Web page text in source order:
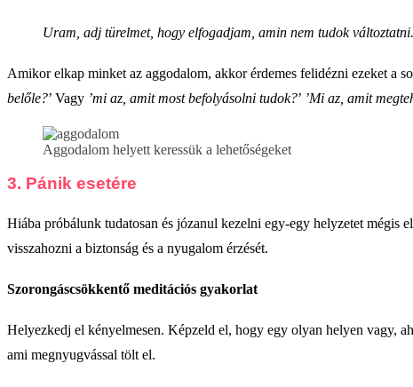
Uram, adj türelmet, hogy elfogadjam, amin nem tudok
Amikor elkap minket az aggodalom, akkor érdemes felidézni ezeket a
belőle?’ Vagy ’mi az, amit most befolyásolni tudok?’ ’Mi az, amit
Aggodalom helyett keressük a lehetőségeket
3. Pánik esetére
Hiába próbálunk tudatosan és józanul kezelni egy-egy helyzetet mégis
visszahozni a biztonság és a nyugalom érzését.
Szorongáscsökkentő meditációs gyakorlat
Helyezkedj el kényelmesen. Képzeld el, hogy egy olyan helyen vagy,
ami megnyugvással tölt el.